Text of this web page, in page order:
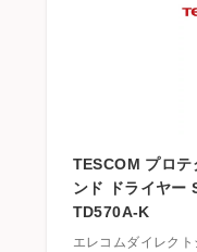
TESCOM プロ
ンド ドライヤー
TD570A-K
エレコムダイレク